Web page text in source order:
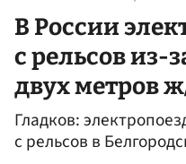
В России
с рельсов из-
двух метров
Гладков:
с рельсов в